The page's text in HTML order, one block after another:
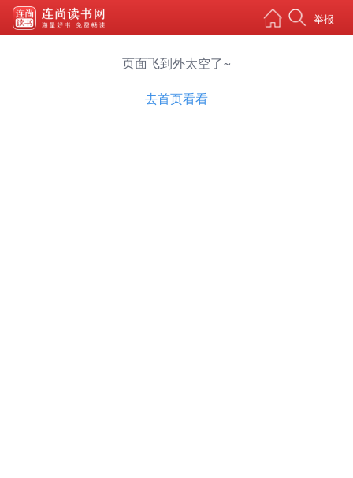
举报
页面飞到外太空了~
去首页看看